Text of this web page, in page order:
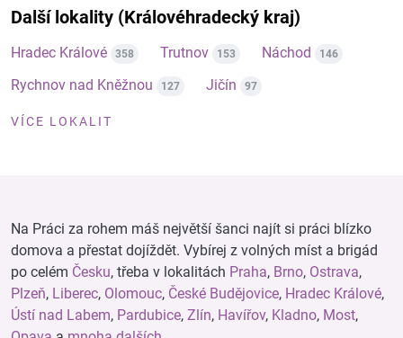
Další lokality (Královéhradecký kraj)
Hradec Králové 358 Trutnov 153 Náchod 146
Rychnov nad Kněžnou 127 Jičín 97
VÍCE LOKALIT
Na Práci za rohem máš největší šanci najít si práci blízko
domova a přestat dojíždět. Vybírej z volných míst a brigád
po celém Česku, třeba v lokalitách Praha, Brno, Ostrava,
Plzeň, Liberec, Olomouc, České Budějovice, Hradec Králové,
Ústí nad Labem, Pardubice, Zlín, Havířov, Kladno, Most,